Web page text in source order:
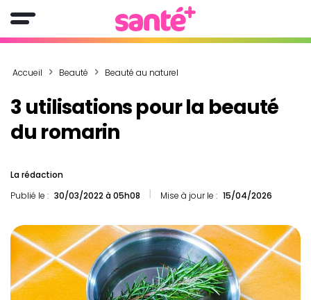
Accueil Beauté Beauté au naturel
3 utilisations pour la beauté
du romarin
La rédaction
Publié le : 30/03/2022 à 05h08 Mise à jour le : 15/04/2026